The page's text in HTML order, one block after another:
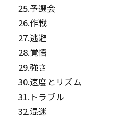
25.予選会
26.作戦
27.逃避
28.覚悟
29.強さ
30.速度とリズム
31.トラブル
32.混迷